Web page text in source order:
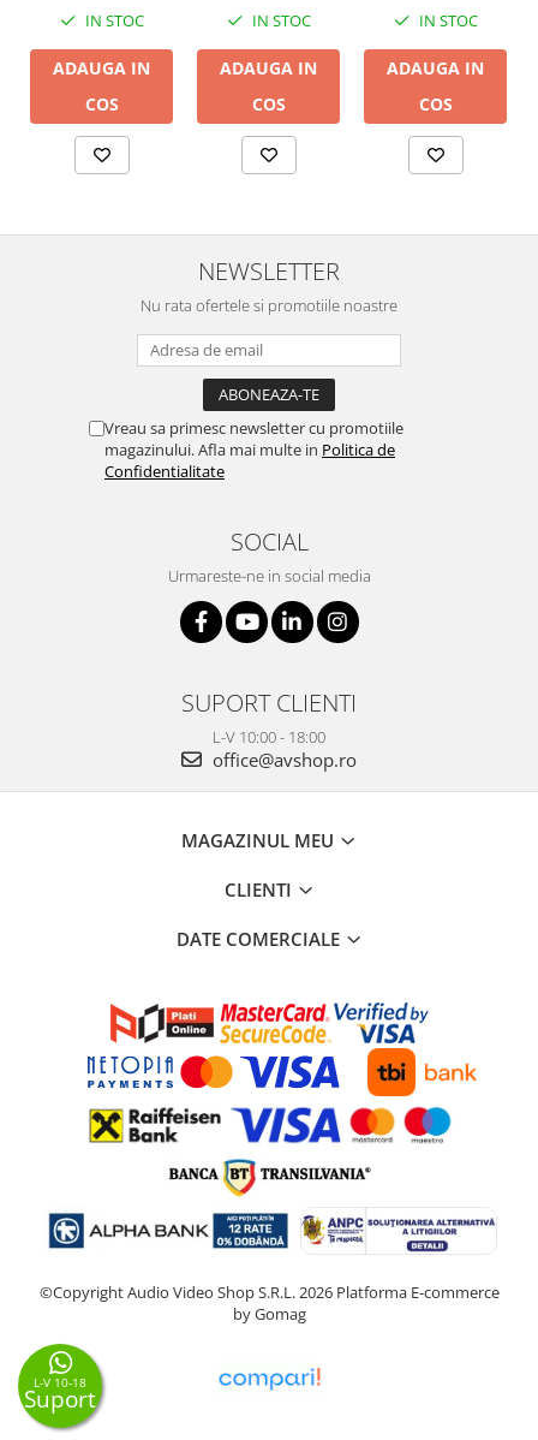
IN STOC
ADAUGA IN
COS
IN STOC
ADAUGA IN
COS
IN STOC
ADAUGA IN
COS
NEWSLETTER
Nu rata ofertele si promotiile noastre
Vreau sa primesc newsletter cu promotiile
magazinului. Afla mai multe in Politica de
Confidentialitate
SOCIAL
Urmareste-ne in social media
SUPORT CLIENTI
L-V 10:00 - 18:00
office@avshop.ro
MAGAZINUL MEU
CLIENTI
DATE COMERCIALE
©Copyright Audio Video Shop S.R.L. 2026 Platforma E-commerce
by Gomag
L-V 10-18
Suport